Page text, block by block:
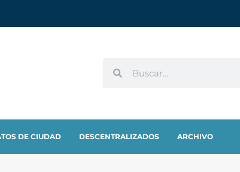
DE CIUDAD DESCENTRALIZADOS ARCHIVO